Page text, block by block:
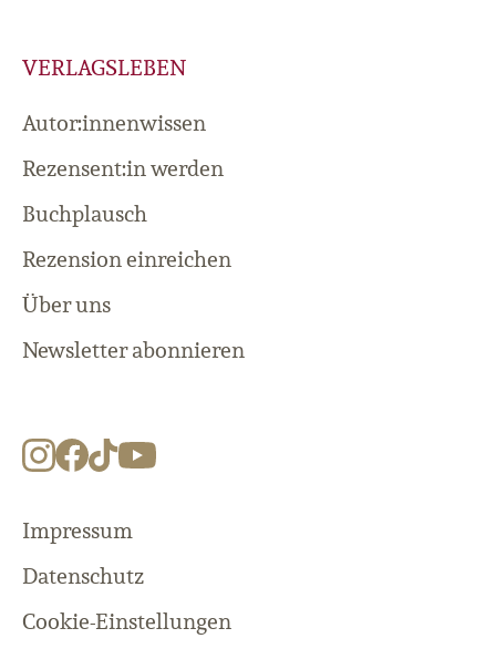
VERLAGSLEBEN
Autor:innenwissen
Rezensent:in werden
Buchplausch
Rezension einreichen
Über uns
Newsletter abonnieren
Impressum
Datenschutz
Cookie-Einstellungen